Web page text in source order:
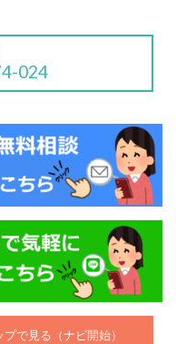
024
で見る（ナビ開始）